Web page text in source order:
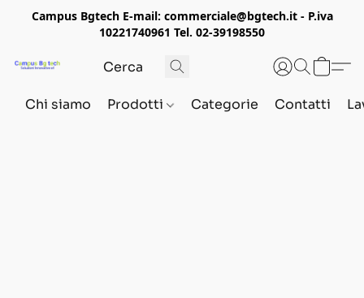
Campus Bgtech E-mail: commerciale@bgtech.it - P.iva
10221740961 Tel. 02-39198550
Chi siamo Prodotti Categorie Contatti